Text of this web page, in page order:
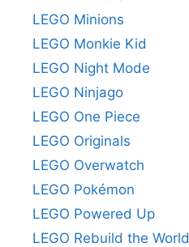
LEGO Minions
LEGO Monkie Kid
LEGO Night Mode
LEGO Ninjago
LEGO One Piece
LEGO Originals
LEGO Overwatch
LEGO Pokémon
LEGO Powered Up
LEGO Rebuild the World